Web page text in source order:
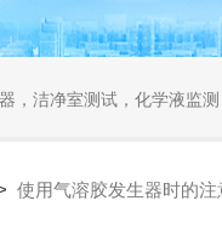
，洁净室测试，化学液监
使用气溶胶发生器时的注